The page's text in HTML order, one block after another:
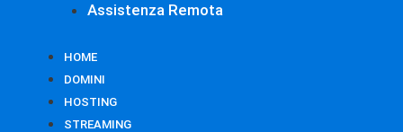
Assistenza Remota
HOME
DOMINI
HOSTING
STREAMING